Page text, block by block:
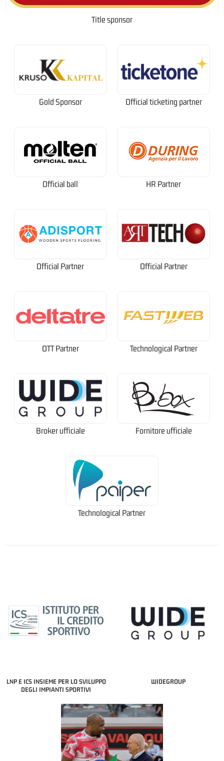
Title sponsor
Gold Sponsor Official ticketing partner
Official ball HR Partner
Official Partner Official Partner
OTT Partner Technological Partner
Broker ufficiale Fornitore ufficiale
Technological Partner
LNP E ICS INSIEME PER LO SVILUPPO
DEGLI IMPIANTI SPORTIVI
WIDEGROUP